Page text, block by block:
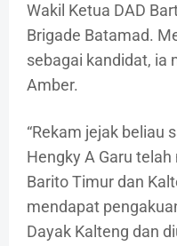
Wakil Ketua DAD
Brigade Batamad.
sebagai kandidat, ia
Amber.
“Rekam jejak beliau
Hengky A Garu
Barito Timur dan
mendapat
Dayak Kalteng dan